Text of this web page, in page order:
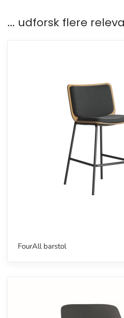
... udforsk flere
FourAll barstol